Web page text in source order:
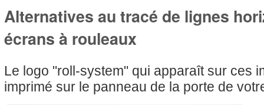
Alternatives au tracé de lignes
écrans à rouleaux
Le logo "roll-system" qui apparaît sur ces
imprimé sur le panneau de la porte de